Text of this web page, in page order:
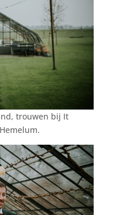
trouwen bij It